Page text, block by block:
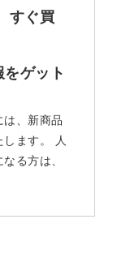
すぐ買
ゲット
は、新商品
ます。 人
る方は、